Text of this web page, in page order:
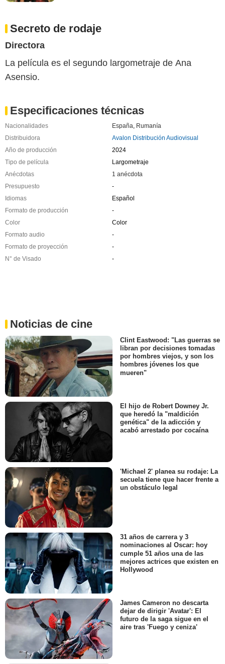
Secreto de rodaje
Directora
La película es el segundo largometraje de Ana
Asensio.
Especificaciones técnicas
Nacionalidades España, Rumanía
Distribuidora
Avalon Distribución Audiovisual
Año de producción
2024
Tipo de película
Largometraje
Anécdotas
1 anécdota
Presupuesto
-
Idiomas
Español
Formato de producción
-
Color
Color
Formato audio
-
Formato de proyección
-
N° de Visado
-
Noticias de cine
Clint Eastwood: "Las guerras se
libran por decisiones tomadas
por hombres viejos, y son los
hombres jóvenes los que
mueren"
El hijo de Robert Downey Jr.
que heredó la "maldición
genética" de la adicción y
acabó arrestado por cocaína
'Michael 2' planea su rodaje: La
secuela tiene que hacer frente a
un obstáculo legal
31 años de carrera y 3
nominaciones al Oscar: hoy
cumple 51 años una de las
mejores actrices que existen en
Hollywood
James Cameron no descarta
dejar de dirigir 'Avatar': El
futuro de la saga sigue en el
aire tras 'Fuego y ceniza'